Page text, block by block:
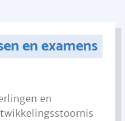
en examens
en